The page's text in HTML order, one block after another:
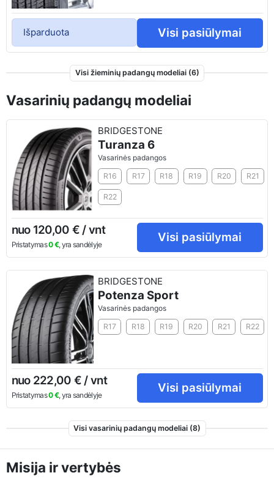
Išparduota Visi pasiūlymai
Visi žieminių padangų modeliai (6)
Vasarinių padangų modeliai
BRIDGESTONE
Turanza 6
Vasarinės padangos
R16
R17 R18 R19 R20 R21
R22
nuo 120,00 € / vnt
Pristatymas0 €, yra sandėlyje
Visi pasiūlymai
BRIDGESTONE
Potenza Sport
Vasarinės padangos
R17
R18 R19 R20 R21 R22
nuo 222,00 € / vnt
Pristatymas0 €, yra sandėlyje
Visi pasiūlymai
Visi vasarinių padangų modeliai (8)
Misija ir vertybės